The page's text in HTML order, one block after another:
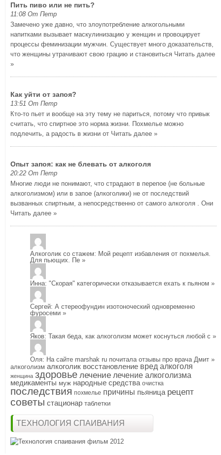
Пить пиво или не пить?
11:08 От Петр
Замечено уже давно, что злоупотребление алкогольными
напитками вызывает маскулинизацию у женщин и провоцирует
процессы феминизации мужчин. Существует много доказательств,
что женщины утрачивают свою грацию и становиться Читать далее
»
Как уйти от запоя?
13:51 От Петр
Кто-то пьет и вообще на эту тему не париться, потому что привык
считать, что спиртное это норма жизни. Похмелье можно
подлечить, а радость в жизни от Читать далее »
Опыт запоя: как не блевать от алкоголя
20:22 От Петр
Многие люди не понимают, что страдают в перепое (не больные
алкоголизмом) или в запое (алкоголики) не от последствий
вызванных спиртным, а непосредственно от самого алкоголя . Они
Читать далее »
Алкоголик со стажем: Мой рецепт избавления от похмелья.
Для пьющих. Пе »
Инна: "Скорая" категорически отказывается ехать к пьяном »
Сергей: А стереофундин изотоноческий одновременно
фуросеми »
Яков: Такая беда, как алкоголизм может коснуться любой с »
Оля: На сайте marshak ru почитала отзывы про врача Дмит »
алкоголизм алкоголик восстановление вред алкоголя
женщина здоровье лечение лечение алкоголизма
медикаменты муж народные средства очистка
последствия похмелье причины пьяница рецепт
советы стационар таблетки
ТЕХНОЛОГИЯ СПАИВАНИЯ